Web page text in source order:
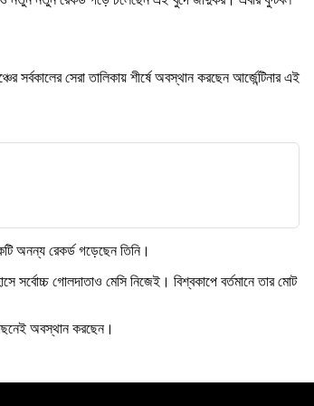
সেরা তালিকায় শীর্ষে অবস্থান করছেন আর্জেন্টিনার এই
অনন্য রেকর্ড গড়েছেন তিনি।
সর্বোচ্চ গোলদাতাও মেসি নিজেই। বিশ্বকাপে বর্তমানে তার মোট
অবস্থান করছেন।